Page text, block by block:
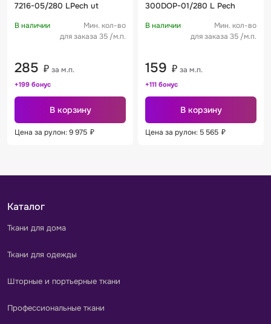
7216-05/280 LPech ut
В наличии
Мин. кол-во
для заказа 35 /м.п.
285 ₽ за м.п.
+199 бонус
В корзину
Цена за рулон: 9 975 ₽
300DOP-01/280 L Pech
В наличии
Мин. кол-во
для заказа 35 /м.п.
159 ₽ за м.п.
+111 бонус
В корзину
Цена за рулон: 5 565 ₽
Каталог
Ткани для дома
Ткани для одежды
Шторные и портьерные ткани
Профессиональные ткани